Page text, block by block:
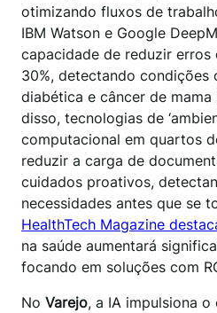
otimizando fluxos de
IBM Watson e Google
capacidade de reduzir
30%, detectando condições
diabética e câncer de
disso, tecnologias de
computacional em quartos
reduzir a carga de
cuidados proativos,
necessidades antes que se
HealthTech Magazine
na saúde aumentará
focando em soluções com
No Varejo, a IA impulsiona o